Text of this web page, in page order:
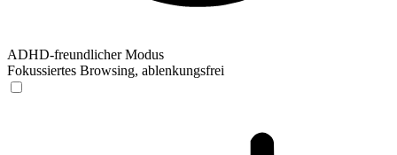
ADHD-freundlicher Modus
Fokussiertes Browsing, ablenkungsfrei